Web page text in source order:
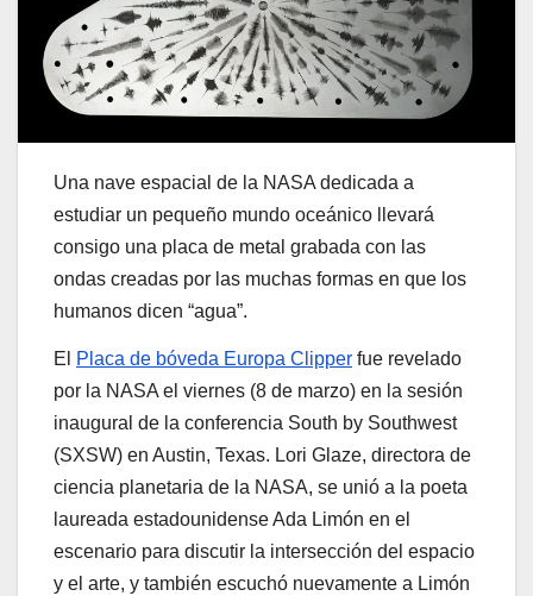
Una nave espacial de la NASA dedicada a
estudiar un pequeño mundo oceánico llevará
consigo una placa de metal grabada con las
ondas creadas por las muchas formas en que los
humanos dicen “agua”.
El Placa de bóveda Europa Clipper fue revelado
por la NASA el viernes (8 de marzo) en la sesión
inaugural de la conferencia South by Southwest
(SXSW) en Austin, Texas. Lori Glaze, directora de
ciencia planetaria de la NASA, se unió a la poeta
laureada estadounidense Ada Limón en el
escenario para discutir la intersección del espacio
y el arte, y también escuchó nuevamente a Limón